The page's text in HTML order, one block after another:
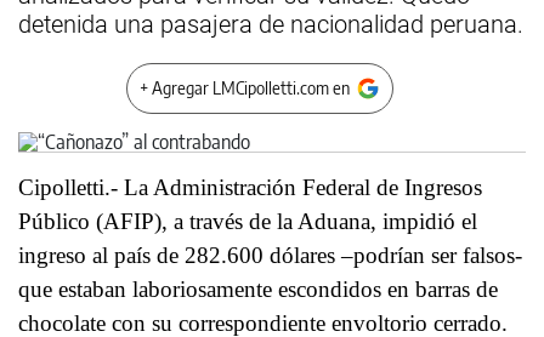
detenida una pasajera de nacionalidad peruana.
+ Agregar LMCipolletti.com en
Cipolletti.- La Administración Federal de Ingresos
Público (AFIP), a través de la Aduana, impidió el
ingreso al país de 282.600 dólares –podrían ser falsos-
que estaban laboriosamente escondidos en barras de
chocolate con su correspondiente envoltorio cerrado.